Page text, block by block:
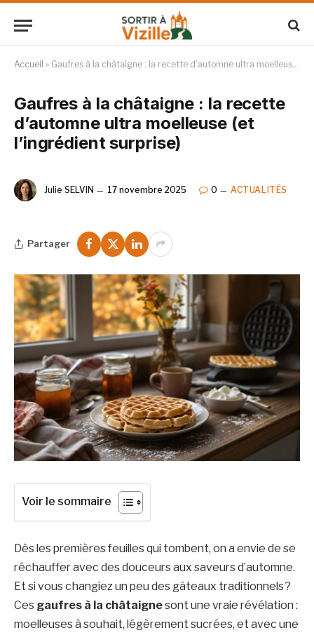
Accueil » Gaufres à la châtaigne : la recette d’automne ultra moelleuse (et l’ingrédient surprise)
Gaufres à la châtaigne : la recette
d’automne ultra moelleuse (et
l’ingrédient surprise)
Julie SELVIN 17 novembre 2025 0 ACTUALITÉS
Partager
Voir le sommaire
Dès les premières feuilles qui tombent, on a envie de se
réchauffer avec des douceurs aux saveurs d’automne.
Et si vous changiez un peu des gâteaux traditionnels ?
Ces gaufres à la châtaignesont une vraie révélation :
moelleuses à souhait, légèrement sucrées, et avec une